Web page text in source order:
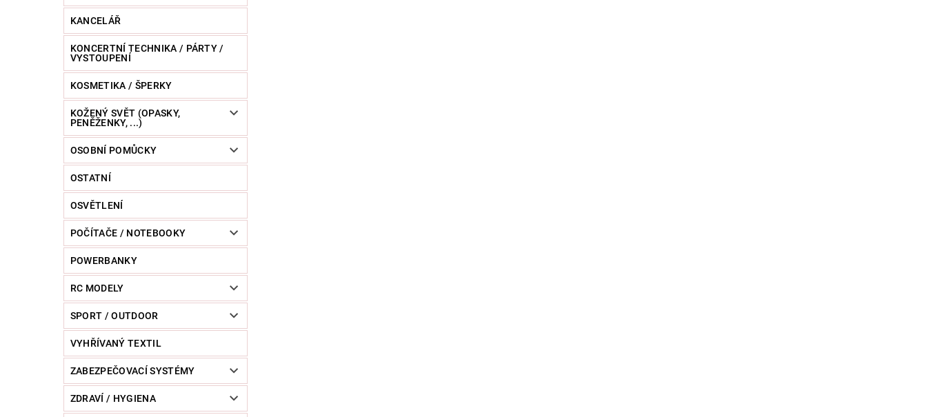
KANCELÁŘ
KONCERTNÍ TECHNIKA / PÁRTY /
VYSTOUPENÍ
KOSMETIKA / ŠPERKY
KOŽENÝ SVĚT (OPASKY,
PENĚŽENKY, ...)
OSOBNÍ POMŮCKY
OSTATNÍ
OSVĚTLENÍ
POČÍTAČE / NOTEBOOKY
POWERBANKY
RC MODELY
SPORT / OUTDOOR
VYHŘÍVANÝ TEXTIL
ZABEZPEČOVACÍ SYSTÉMY
ZDRAVÍ / HYGIENA